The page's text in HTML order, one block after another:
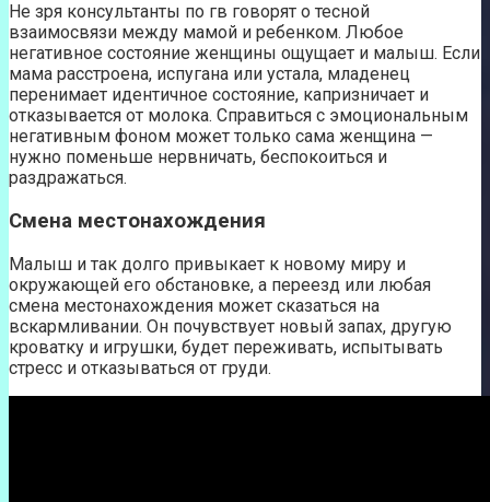
Не зря консультанты по гв говорят о тесной
взаимосвязи между мамой и ребенком. Любое
негативное состояние женщины ощущает и малыш. Если
мама расстроена, испугана или устала, младенец
перенимает идентичное состояние, капризничает и
отказывается от молока. Справиться с эмоциональным
негативным фоном может только сама женщина —
нужно поменьше нервничать, беспокоиться и
раздражаться.
Смена местонахождения
Малыш и так долго привыкает к новому миру и
окружающей его обстановке, а переезд или любая
смена местонахождения может сказаться на
вскармливании. Он почувствует новый запах, другую
кроватку и игрушки, будет переживать, испытывать
стресс и отказываться от груди.